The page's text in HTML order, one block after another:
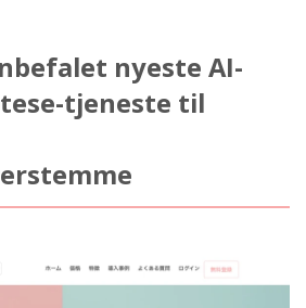
nyeste AI-
tjeneste til